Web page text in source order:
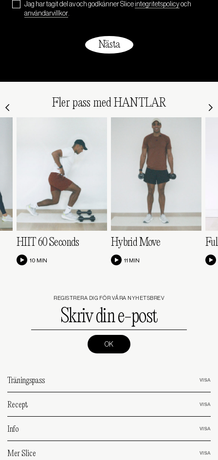
Jag har tagit del av och godkänner Slice integritetspolicyoch
användarvillkor.
Fler pass med HANTLAR
HIIT 60 Seconds
10 MIN
Hybrid Move
11 MIN
Träningspass
Recept
Info
Mer Slice
REGISTRERA DIG FÖR VÅRA NYHETSBREV
din
e-
post